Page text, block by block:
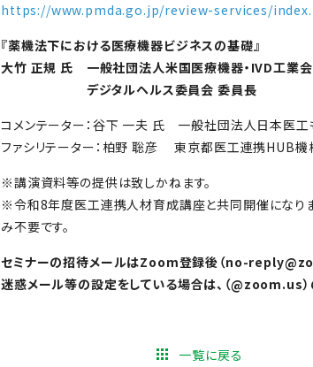
https://www.pmda.go.jp/review-services/
『薬機法下における医療機器ビジネスの基礎』
大竹 正規 氏
一般社団法人米国医療機器・IVD工業会
デジタルヘルス委員会 委員長
コメンテーター：谷下 一夫 氏 一般社団法人日本医工
ファシリテーター：柏野 聡彦 東京都医工連携HUB機
※講演資料等の提供は致しかねます。
※令和8年度医工連携人材育成講座と共同開催になり
み不要です。
セミナーの招待メールはZoom登録後（no-
迷惑メール等の設定をしている場合は、（@zoom.us）
一覧に戻る